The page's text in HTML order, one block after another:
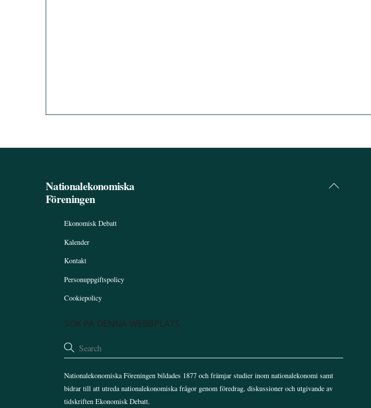
Back
Nationalekonomiska
Föreningen
Ekonomisk Debatt
Kalender
Kontakt
Personuppgiftspolicy
Cookiepolicy
SÖK PÅ DENNA WEBBPLATS
Nationalekonomiska Föreningen bildades 1877 och främjar studier inom nationalekonomi samt
bidrar till att utreda nationalekonomiska frågor genom föredrag, diskussioner och utgivande av
tidskriften Ekonomisk Debatt.